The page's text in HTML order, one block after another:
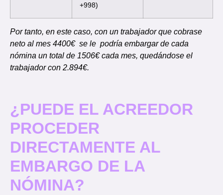
+998)
Por tanto, en este caso, con un trabajador que cobrase
neto al mes 4400€ se le podría embargar de cada
nómina un total de 1506€ cada mes, quedándose el
trabajador con 2.894€.
¿PUEDE EL ACREEDOR
PROCEDER
DIRECTAMENTE AL
EMBARGO DE LA
NÓMINA?